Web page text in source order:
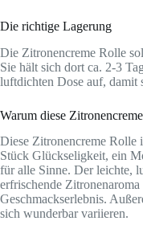
Die richtige Lagerung
Die Zitronencreme Rolle
Sie hält sich dort ca. 2-3
luftdichten Dose auf, damit
Warum diese
Diese Zitronencreme Rolle
Stück Glückseligkeit, ein
für alle Sinne. Der leichte,
erfrischende
Geschmackserlebnis.
sich wunderbar variieren.